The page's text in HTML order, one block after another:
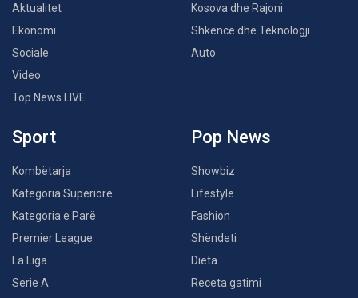
Aktualitet
Ekonomi
Sociale
Video
Top News LIVE
Kosova dhe Rajoni
Shkencë dhe Teknologji
Auto
Sport
Kombëtarja
Kategoria Superiore
Kategoria e Parë
Premier League
La Liga
Serie A
Pop News
Showbiz
Lifestyle
Fashion
Shëndeti
Dieta
Receta gatimi